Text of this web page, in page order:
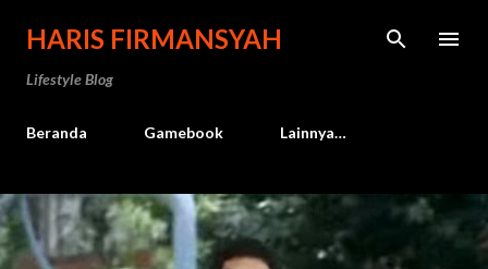
Langsung ke konten utama
HARIS FIRMANSYAH
Lifestyle Blog
Beranda Gamebook Lainnya…